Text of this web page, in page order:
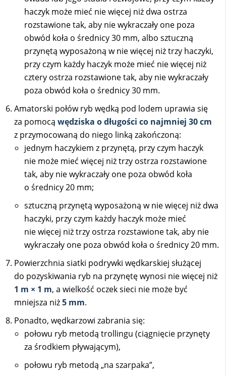
haczyk może mieć nie więcej niż dwa ostrza
rozstawione tak, aby nie wykraczały one poza
obwód koła o średnicy 30 mm, albo sztuczną
przynętą wyposażoną w nie więcej niż trzy haczyki,
przy czym każdy haczyk może mieć nie więcej niż
cztery ostrza rozstawione tak, aby nie wykraczały
poza obwód koła o średnicy 30 mm.
Amatorski połów ryb wędką pod lodem uprawia się
za pomocą wędziska o długości co najmniej 30 cm
z przymocowaną do niego linką zakończoną:
jednym haczykiem z przynętą, przy czym haczyk
nie może mieć więcej niż trzy ostrza rozstawione
tak, aby nie wykraczały one poza obwód koła
o średnicy 20 mm;
sztuczną przynętą wyposażoną w nie więcej niż dwa
haczyki, przy czym każdy haczyk może mieć
nie więcej niż trzy ostrza rozstawione tak, aby nie
wykraczały one poza obwód koła o średnicy 20 mm.
Powierzchnia siatki podrywki wędkarskiej służącej
do pozyskiwania ryb na przynętę wynosi nie więcej niż
1 m × 1 m, a wielkość oczek sieci nie może być
mniejsza niż5 mm.
Ponadto, wędkarzowi zabrania się:
połowu ryb metodą trollingu (ciągnięcie przynęty
za środkiem pływającym),
połowu ryb metodą „na szarpaka”,